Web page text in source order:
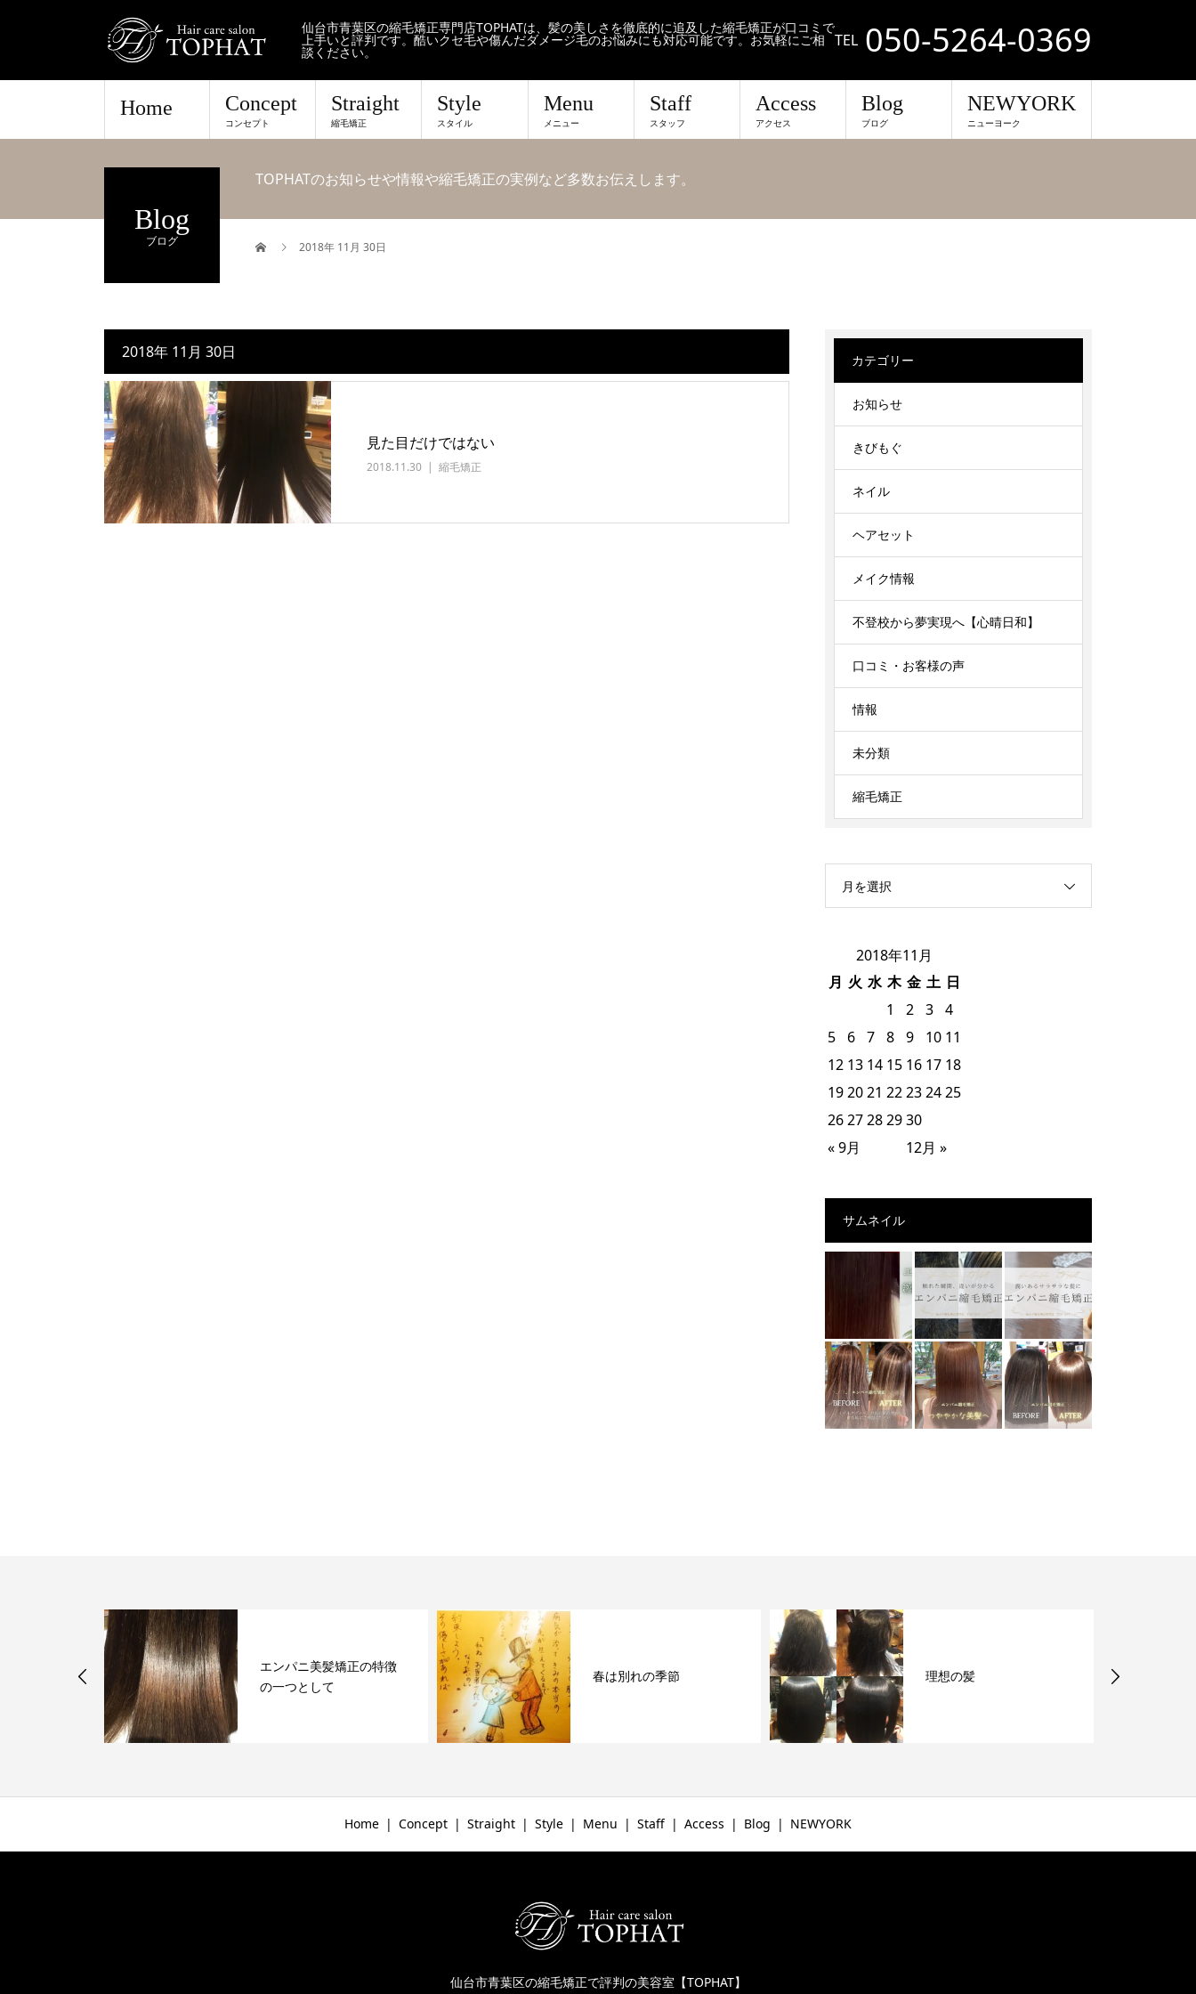
仙台市青葉区の縮毛矯正専門店TOPHATは、髪の美しさを徹底的に追及した縮毛矯正が口コミで
上手いと評判です。酷いクセ毛や傷んだダメージ毛のお悩みにも対応可能です。お気軽にご相
談ください。
TEL 050-5264-0369
Home Concept
コンセプト
Straight
縮毛矯正
Style
スタイル
Menu
メニュー
Staff
スタッフ
Access
アクセス
Blog
ブログ
NEWYORK
ニューヨーク
Blog
ブログ
TOPHATのお知らせや情報や縮毛矯正の実例など多数お伝えします。
2018年 11月 30日
2018年 11月 30日
見た目だけではない
2018.11.30 縮毛矯正
カテゴリー
お知らせ
きびもぐ
ネイル
ヘアセット
メイク情報
不登校から夢実現へ【心晴日和】
口コミ・お客様の声
情報
未分類
縮毛矯正
月を選択
2018年11月
月 火 水 木 金 土 日
« 9月 12月 »
1 2 3 4
5
6 7 8 9 10 11
12 13 14 15 16 17 18
192021 22232425
2627282930
サムネイル
エンパニ美髪矯正の特徴
の一つとして
春は別れの季節 理想の髪
Home Concept Straight Style Menu Staff Access Blog NEWYORK
仙台市青葉区の縮毛矯正で評判の美容室【TOPHAT】